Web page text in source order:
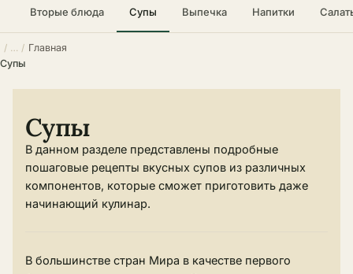
Вторые блюда Супы Выпечка Напитки
Главная
Супы
Супы
В данном разделе представлены подробные
пошаговые рецепты вкусных супов из различных
компонентов, которые сможет приготовить даже
начинающий кулинар.
В большинстве стран Мира в качестве первого